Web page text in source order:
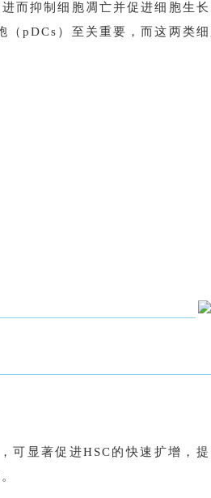
而抑制细胞凋亡并促进细胞生
（pDCs）至关重要，而这两类
可显著促进HSC的快速扩增，